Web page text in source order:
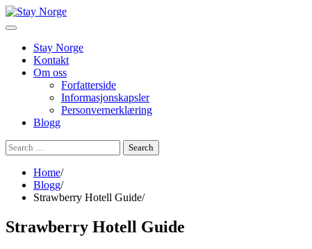
Skip
to
Stay Norge
Kontakt
Om oss
Forfatterside
Informasjonskapsler
Personvernerklæring
Blogg
Search
for:
Home
Blogg
Strawberry Hotell Guide
Strawberry Hotell Guide